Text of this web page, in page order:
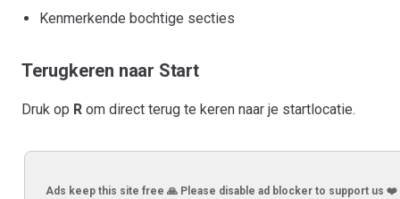
Kenmerkende bochtige secties
Terugkeren naar Start
Druk op R om direct terug te keren naar je startlocatie.
Ads keep this site free 🙏 Please disable ad blocker to support us ❤️